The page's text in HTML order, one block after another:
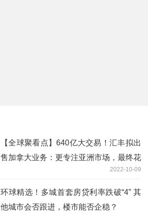
【全球聚看点】640亿大交易！汇丰拟出
售加拿大业务：更专注亚洲市场，最终花
2022-10-09
环球精选！多城首套房贷利率跌破“4” 其
他城市会否跟进，楼市能否企稳？